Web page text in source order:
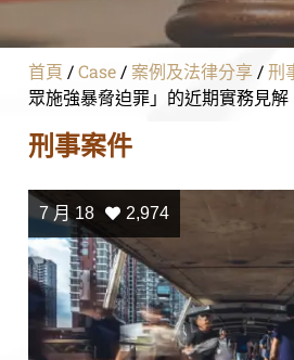
首頁 /Case/案例及法律分享 /刑
眾施強暴脅迫罪」的近期實務見解
刑事案件
7 月 18 2,974